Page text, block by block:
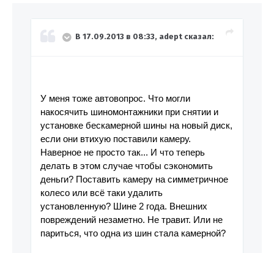
В 17.09.2013 в 08:33, adept сказал:
У меня тоже автовопрос. Что могли
накосячить шиномонтажники при снятии и
установке бескамерной шины на новый диск,
если они втихую поставили камеру.
Наверное не просто так... И что теперь
делать в этом случае чтобы сэкономить
деньги? Поставить камеру на симметричное
колесо или всё таки удалить
установленную? Шине 2 года. Внешних
повреждений незаметно. Не травит. Или не
париться, что одна из шин стала камерной?